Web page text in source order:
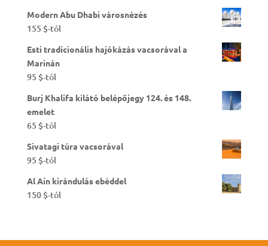
Modern Abu Dhabi városnézés
155 $-tól
Esti tradicionális hajókázás vacsorával a
Marinán
95 $-tól
Burj Khalifa kilátó belépőjegy 124. és 148.
emelet
65 $-tól
Sivatagi túra vacsorával
95 $-tól
Al Ain kirándulás ebéddel
150 $-tól